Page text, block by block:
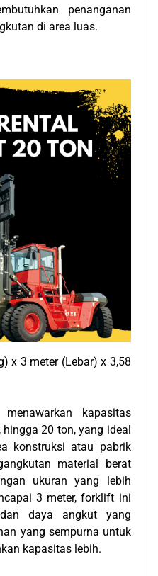
penanganan
di area luas.
x 3 meter (Lebar) x 3,58
kapasitas
20 ton, yang ideal
konstruksi atau pabrik
material berat
ukuran yang lebih
3 meter, forklift ini
daya angkut yang
yang sempurna untuk
kapasitas lebih.